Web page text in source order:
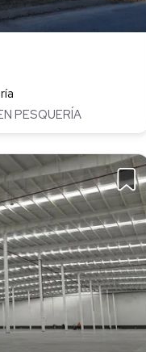
PESQUERÍA